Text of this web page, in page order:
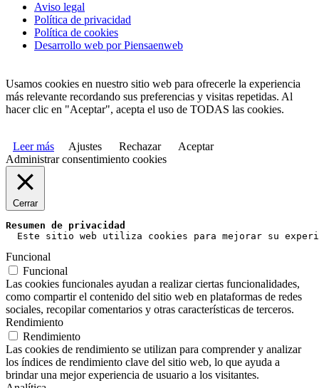
Aviso legal
Política de privacidad
Política de cookies
Desarrollo web por Piensaenweb
Usamos cookies en nuestro sitio web para ofrecerle la experiencia
más relevante recordando sus preferencias y visitas repetidas. Al
hacer clic en "Aceptar", acepta el uso de TODAS las cookies.
Leer más Ajustes Rechazar
Aceptar
Administrar consentimiento cookies
Cerrar
Resumen de privacidad
Este sitio web utiliza cookies para mejorar su
Funcional
Funcional
Las cookies funcionales ayudan a realizar ciertas funcionalidades,
como compartir el contenido del sitio web en plataformas de redes
sociales, recopilar comentarios y otras características de terceros.
Rendimiento
Rendimiento
Las cookies de rendimiento se utilizan para comprender y analizar
los índices de rendimiento clave del sitio web, lo que ayuda a
brindar una mejor experiencia de usuario a los visitantes.